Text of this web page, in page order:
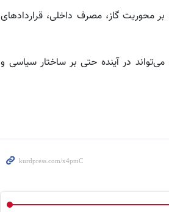
محوریت گاز، مصرف داخلی، قراردادهای
در آینده حتی بر ساختار سیاسی و